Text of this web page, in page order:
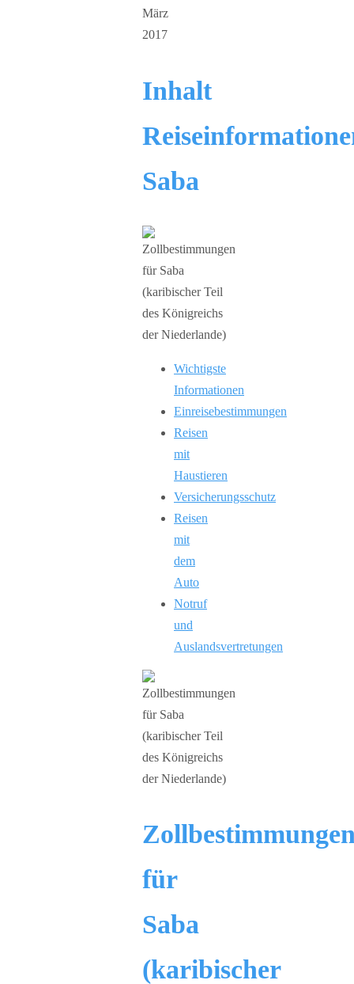
März
2017
Inhalt
Saba
Wichtigste
Informationen
Einreisebestimmungen
Reisen
mit
Haustieren
Versicherungsschutz
Reisen
mit
dem
Auto
Notruf
und
Auslandsvertretungen
für
Saba
(karibischer